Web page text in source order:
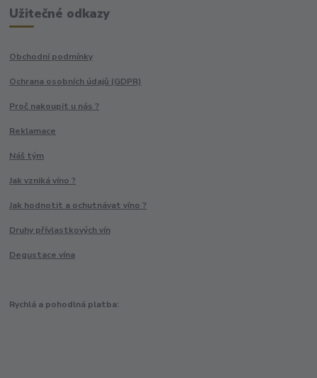
Užitečné odkazy
Obchodní podmínky
Ochrana osobních údajů (GDPR)
Proč nakoupit u nás ?
Reklamace
Náš tým
Jak vzniká víno ?
Jak hodnotit a ochutnávat víno ?
Druhy přívlastkových vín
Degustace vína
Rychlá a pohodlná platba: